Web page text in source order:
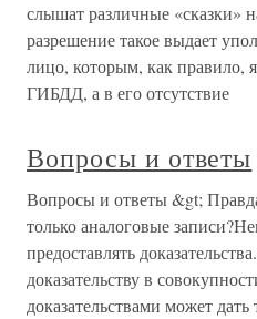
слышат различные «сказки»
разрешение такое выдает
лицо, которым, как правило,
ГИБДД, а в его отсутствие
Вопросы и ответы
Вопросы и ответы &gt;
только аналоговые
предоставлять
доказательству в
доказательствами может